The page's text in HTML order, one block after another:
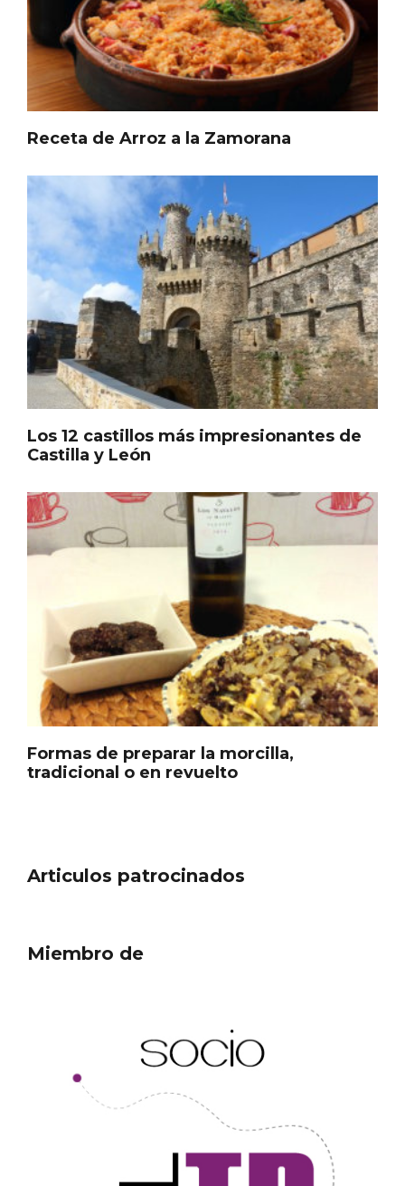
Receta de Arroz a la Zamorana
Los 12 castillos más impresionantes de
Castilla y León
Formas de preparar la morcilla,
tradicional o en revuelto
Articulos patrocinados
Miembro de
Porrón de Citas de 2026 en Moradillo de
Roa
Los Pueblos más bonitos de España, en
Castilla y León
Concierto de Navidad en Moradillo de